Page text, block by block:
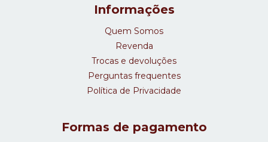
Informações
Quem Somos
Revenda
Trocas e devoluções
Perguntas frequentes
Política de Privacidade
Formas de pagamento